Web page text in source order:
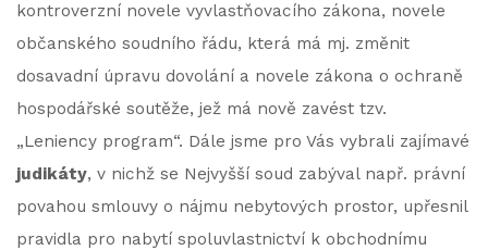
kontroverzní novele vyvlastňovacího zákona, novele
občanského soudního řádu, která má mj. změnit
dosavadní úpravu dovolání a novele zákona o ochraně
hospodářské soutěže, jež má nově zavést tzv.
„Leniency program“. Dále jsme pro Vás vybrali zajímavé
judikáty, v nichž se Nejvyšší soud zabýval např. právní
povahou smlouvy o nájmu nebytových prostor, upřesnil
pravidla pro nabytí spoluvlastnictví k obchodnímu